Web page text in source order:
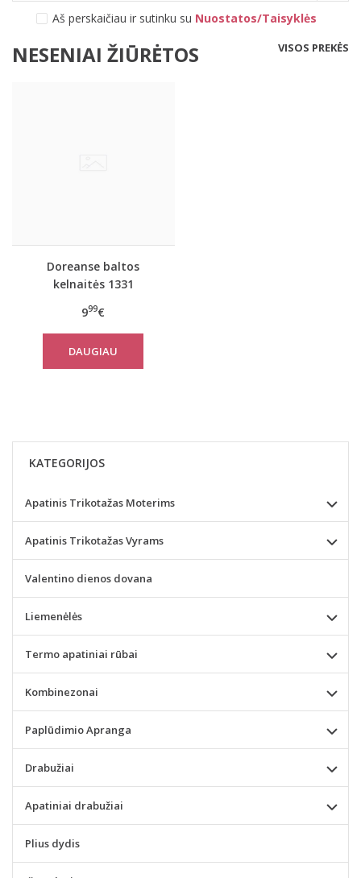
Aš perskaičiau ir sutinku su Nuostatos/Taisyklės
NESENIAI ŽIŪRĖTOS VISOS PREKĖS
Doreanse baltos
kelnaitės 1331
999€
DAUGIAU
KATEGORIJOS
Apatinis Trikotažas Moterims
Apatinis Trikotažas Vyrams
Valentino dienos dovana
Liemenėlės
Termo apatiniai rūbai
Kombinezonai
Paplūdimio Apranga
Drabužiai
Apatiniai drabužiai
Plius dydis